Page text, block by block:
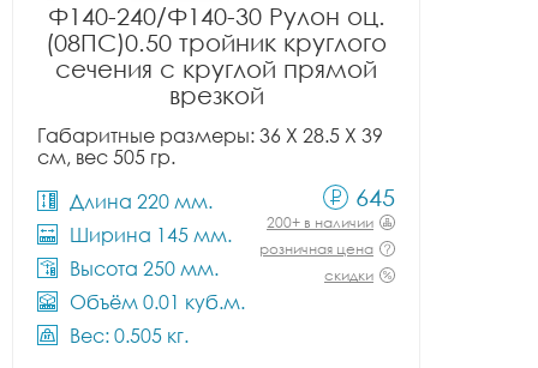
Ф140-240/Ф140-30 Рулон оц.
(08ПС)0.50 тройник круглого
сечения с круглой прямой
врезкой
Габаритные размеры: 36 X 28.5 X 39
см, вес 505 гр.
Длина 220 мм.
Ширина 145 мм.
Высота 250 мм.
Объём 0.01 куб.м.
Вес: 0.505 кг.
645
200+ в наличии
розничная цена
скидки